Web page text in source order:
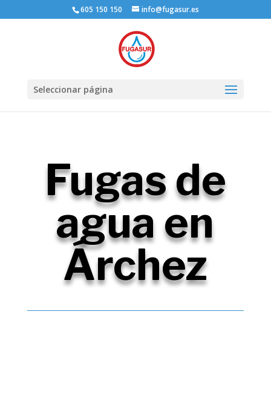
605 150 150 info@fugasur.es
Seleccionar página
Fugas de
agua en
Árchez